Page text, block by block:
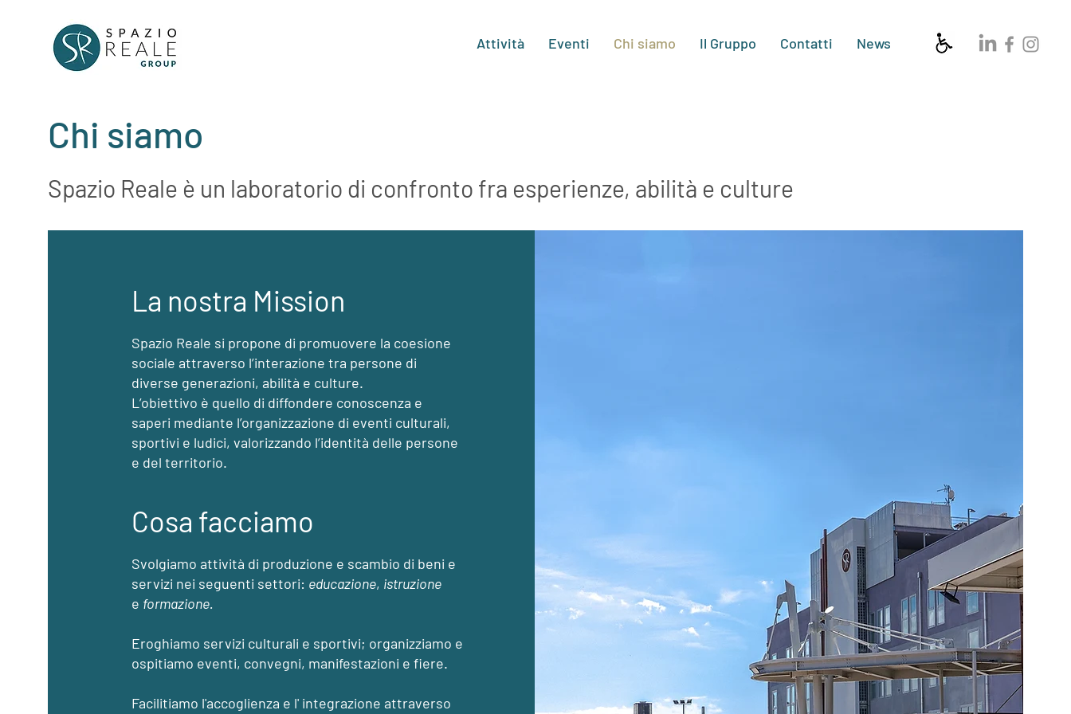
Attività Eventi Chi siamo Il Gruppo Contatti News
Chi siamo
Spazio Reale è un laboratorio di confronto fra esperienze, abilità e culture
La nostra Mission
Spazio Reale si propone di promuovere la coesione
sociale attraverso l’interazione tra persone di
diverse generazioni, abilità e culture.
L’obiettivo è quello di diffondere conoscenza e
saperi mediante l’organizzazione di eventi culturali,
sportivi e ludici, valorizzando l’identità delle persone
e del territorio.
Cosa facciamo
Svolgiamo attività di produzione e scambio di beni e
servizi nei seguenti settori: educazione, istruzione
e formazione.
Eroghiamo servizi culturali e sportivi; organizziamo e
ospitiamo eventi, convegni, manifestazioni e fiere.
Facilitiamo l'accoglienza e l' integrazione attraverso